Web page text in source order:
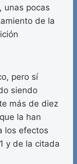
unas pocas
de la
pero sí
siendo
más de diez
la han
los efectos
y de la citada